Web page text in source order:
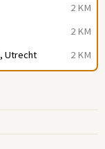
2 KM
2 KM
2 KM
, Utrecht